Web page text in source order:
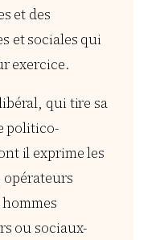
et des
et sociales qui
exercice.
qui tire sa
politico-
il exprime les
ou sociaux-